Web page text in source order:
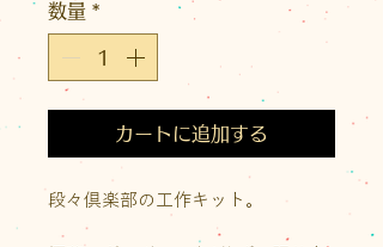
数量 *
カートに追加する
段々倶楽部の工作キット。